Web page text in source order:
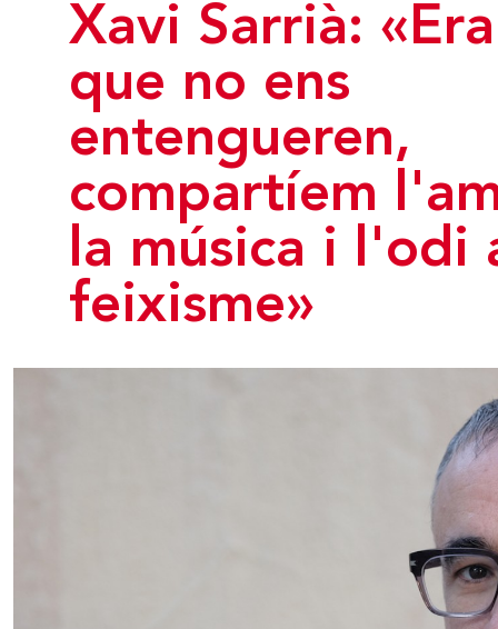
Xavi Sarrià:
que no ens
entengueren,
compartíem
la música i l'odi
feixisme»